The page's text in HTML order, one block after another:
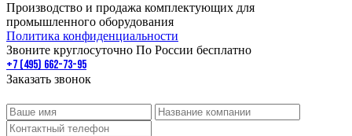
Производство и продажа комплектующих для
промышленного оборудования
Политика конфиденциальности
Звоните круглосуточно По России бесплатно
+7 (495) 662-73-95
Заказать звонок